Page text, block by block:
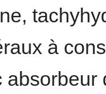
à
absorbeur